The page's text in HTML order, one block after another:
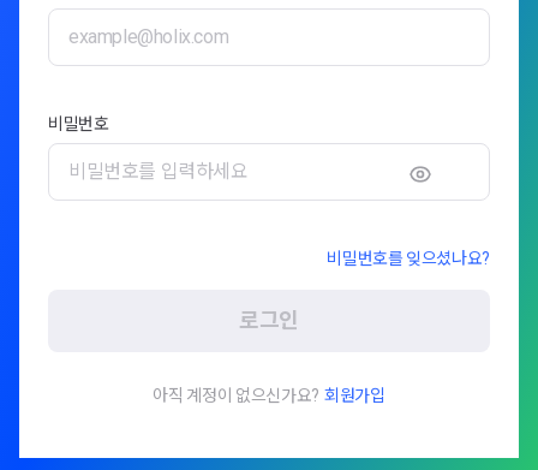
비밀번호
비밀번호를 잊으셨나요?
로그인
아직 계정이 없으신가요? 회원가입